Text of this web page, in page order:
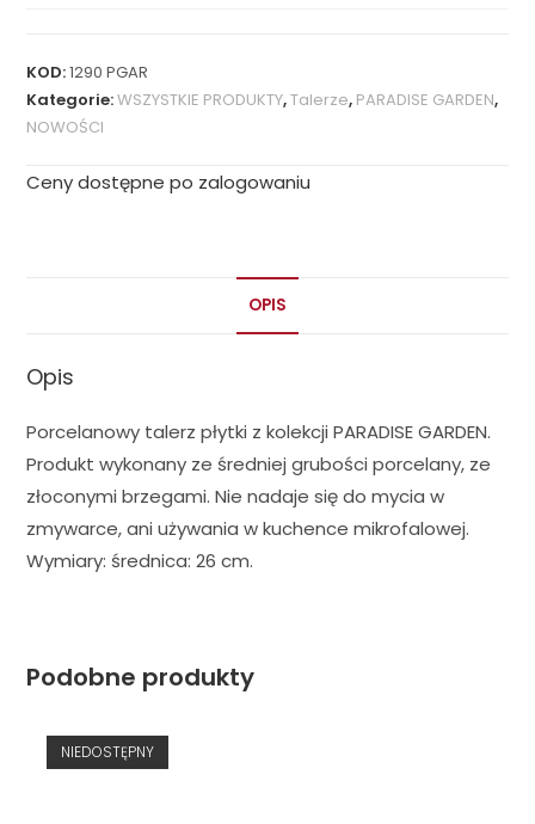
KOD:1290 PGAR
Kategorie:WSZYSTKIE PRODUKTY,Talerze, PARADISE GARDEN,
NOWOŚCI
Ceny dostępne po zalogowaniu
OPIS
Opis
Porcelanowy talerz płytki z kolekcji PARADISE GARDEN.
Produkt wykonany ze średniej grubości porcelany, ze
złoconymi brzegami. Nie nadaje się do mycia w
zmywarce, ani używania w kuchence mikrofalowej.
Wymiary: średnica: 26 cm.
Podobne produkty
NIEDOSTĘPNY